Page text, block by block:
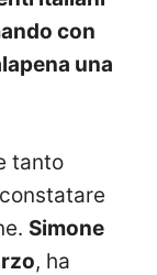
con
una
tanto
Simone
, ha